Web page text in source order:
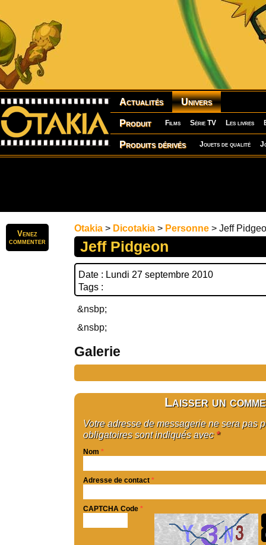
Actualités Univers
Produit Films Série TV Les livres
Produits dérivés Jouets de qualité
Venez
commenter
Otakia > Dicotakia > Personne > Jeff
Jeff Pidgeon
Date : Lundi 27 septembre 2010
Tags :
&nsbp;
&nsbp;
Galerie
Laisser un
Votre adresse de messagerie ne sera pas
obligatoires sont indiqués avec *
Nom *
Adresse de contact *
CAPTCHA Code *